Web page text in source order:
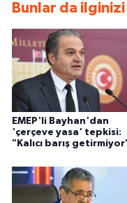
Bunlar da
EMEP'li Bayhan'dan
'çerçeve yasa' tepkisi:
"Kalıcı barış